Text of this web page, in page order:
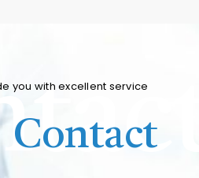
you with excellent service
Contact